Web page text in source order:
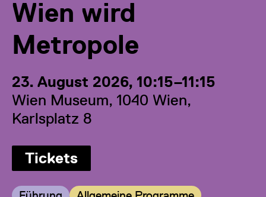
Wien wird
Metropole
23. August 2026, 10:15–11:15
Wien Museum, 1040 Wien,
Karlsplatz 8
Tickets